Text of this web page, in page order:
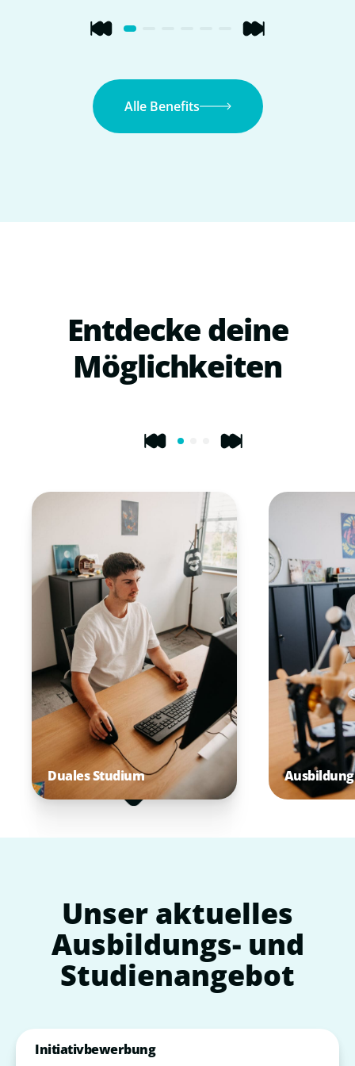
Alle Benefits
Entdecke deine
Möglichkeiten
Duales Studium
Unser aktuelles
Ausbildungs- und
Studienangebot
Initiativbewerbung